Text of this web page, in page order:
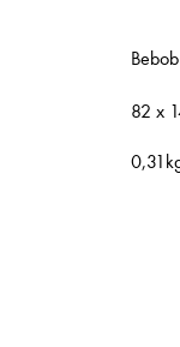
Bebob
82 x